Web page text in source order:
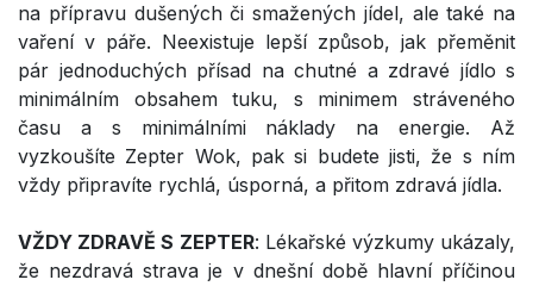
na přípravu dušených či smažených jídel, ale také na
vaření v páře. Neexistuje lepší způsob, jak přeměnit
pár jednoduchých přísad na chutné a zdravé jídlo s
minimálním obsahem tuku, s minimem stráveného
času a s minimálními náklady na energie. Až
vyzkoušíte Zepter Wok, pak si budete jisti, že s ním
vždy připravíte rychlá, úsporná, a přitom zdravá jídla.
VŽDY ZDRAVĚ S ZEPTER: Lékařské výzkumy ukázaly,
že nezdravá strava je v dnešní době hlavní příčinou